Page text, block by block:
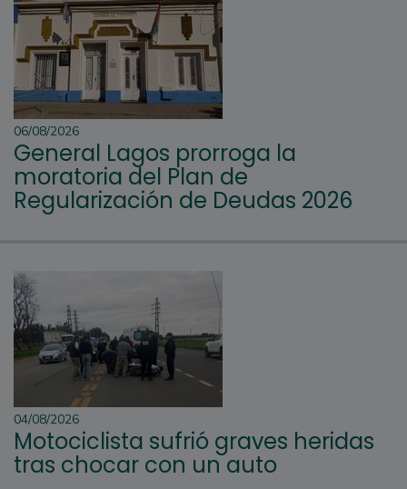
06/08/2026
General Lagos prorroga la
moratoria del Plan de
Regularización de Deudas 2026
04/08/2026
Motociclista sufrió graves heridas
tras chocar con un auto